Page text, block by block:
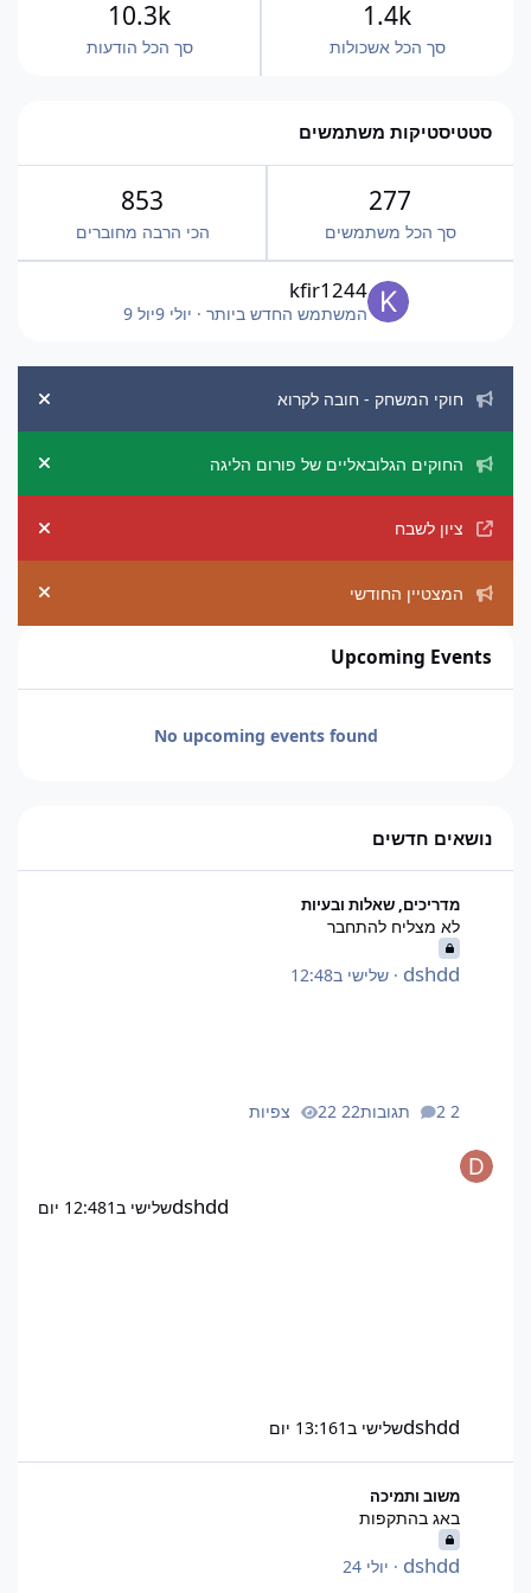
סך הכל אשכולות
1.4k
סך הכל הודעות
10.3k
סטטיסטיקות משתמשים
277
סך הכל משתמשים
853
הכי הרבה מחוברים
kfir1244
המשתמש החדש ביותר · יולי 9 יול 9
חוקי המשחק - חובה לקרוא
החוקים הגלובאליים של פורום הליגה
ציון לשבח
המצטיין החודשי
Upcoming Events
No upcoming events found
נושאים חדשים
מדריכים, שאלות ובעיות
לא מצליח להתחבר
dshdd
· שלישי ב12:48
2 תגובות 22 צפיות
dshddשלישי ב12:481 יום
dshddשלישי ב13:161 יום
משוב ותמיכה
באג בהתקפות
dshdd
· יולי 24